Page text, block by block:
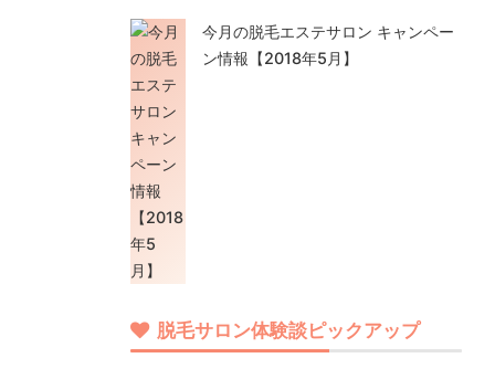
今月の脱毛エステサロン キャンペー
ン情報【2018年5月】
脱毛サロン体験談ピックアップ